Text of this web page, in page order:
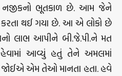
ભૂતકાળ છે. આમ જેને
થઈ ગયા છે. આ એ લોકો છે
લાભ આપીને બી.જે.પી.ને મત
આવ્યું હતું તેને અમલમાં
એમ તેઓ માનતા હતા. હવે